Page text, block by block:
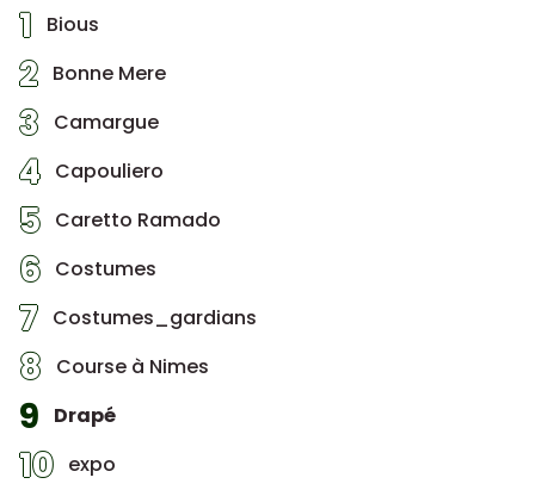
1 Bious
2 Bonne Mere
3 Camargue
4 Capouliero
5 Caretto Ramado
6 Costumes
7 Costumes_gardians
8 Course à Nimes
9 Drapé
10 expo